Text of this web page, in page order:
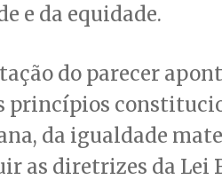
e da equidade.
do parecer
princípios
da igualdade
as diretrizes da Lei